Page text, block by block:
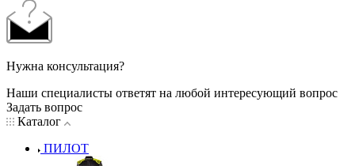
Нужна консультация?
Наши специалисты ответят на любой интересующий вопрос
Задать вопрос
Каталог
ПИЛОТ